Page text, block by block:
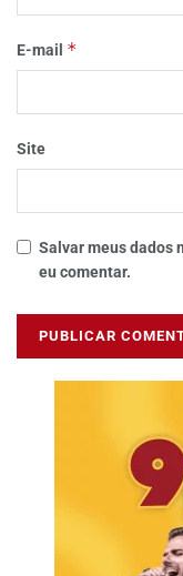
E-mail *
Site
Salvar meus dados
eu comentar.